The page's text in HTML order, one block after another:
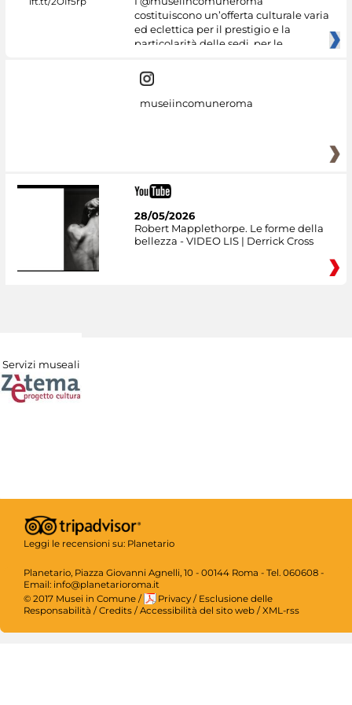
costituiscono un’offerta culturale varia
ed eclettica per il prestigio e la
particolarità delle sedi, per le
museiincomuneroma
28/05/2026
Robert Mapplethorpe. Le forme della
bellezza - VIDEO LIS | Derrick Cross
Servizi museali
Leggi le recensioni su: Planetario
Planetario, Piazza Giovanni Agnelli, 10 - 00144 Roma - Tel. 060608 -
Email: info@planetarioroma.it
© 2017 Musei in Comune / Privacy / Esclusione delle
Responsabilità / Credits / Accessibilità del sito web / XML-rss